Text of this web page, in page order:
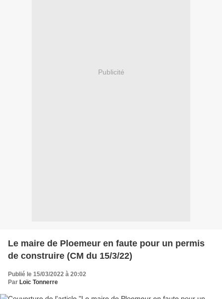
Publicité
Le maire de Ploemeur en faute pour un permis
de construire (CM du 15/3/22)
Publié le 15/03/2022 à 20:02
Par Loïc Tonnerre